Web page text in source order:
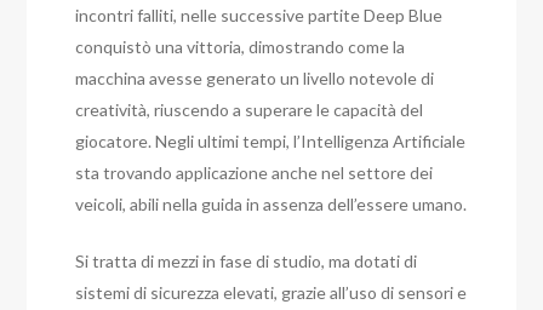
incontri falliti, nelle successive partite Deep Blue
conquistò una vittoria, dimostrando come la
macchina avesse generato un livello notevole di
creatività, riuscendo a superare le capacità del
giocatore. Negli ultimi tempi, l’Intelligenza Artificiale
sta trovando applicazione anche nel settore dei
veicoli, abili nella guida in assenza dell’essere umano.
Si tratta di mezzi in fase di studio, ma dotati di
sistemi di sicurezza elevati, grazie all’uso di sensori e